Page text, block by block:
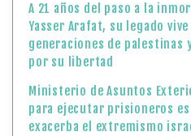
A 21 años del paso a la
Yasser Arafat, su legado
generaciones de palestinas
por su libertad
Ministerio de Asuntos
para ejecutar prisioneros
exacerba el extremismo